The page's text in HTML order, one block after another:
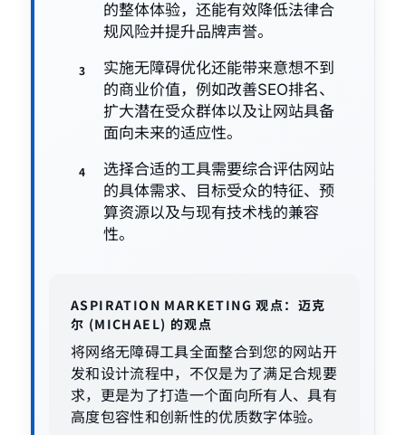
的整体体验，还能有效降低法律合
规风险并提升品牌声誉。
实施无障碍优化还能带来意想不到
的商业价值，例如改善SEO排名、
扩大潜在受众群体以及让网站具备
面向未来的适应性。
选择合适的工具需要综合评估网站
的具体需求、目标受众的特征、预
算资源以及与现有技术栈的兼容
性。
ASPIRATION MARKETING 观点：迈克
尔 (MICHAEL) 的观点
将网络无障碍工具全面整合到您的网站开
发和设计流程中，不仅是为了满足合规要
求，更是为了打造一个面向所有人、具有
高度包容性和创新性的优质数字体验。